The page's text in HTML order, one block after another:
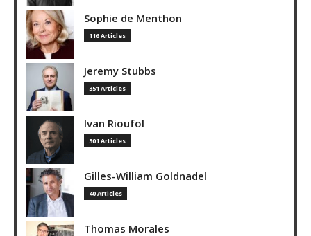
Sophie de Menthon
116 Articles
Jeremy Stubbs
351 Articles
Ivan Rioufol
301 Articles
Gilles-William Goldnadel
40 Articles
Thomas Morales